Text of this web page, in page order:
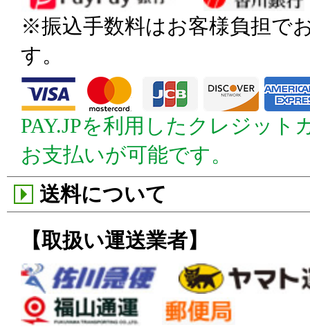
※振込手数料はお客様負担で
す。
PAY.JPを利用したクレジット
お支払いが可能です。
送料について
【取扱い運送業者】